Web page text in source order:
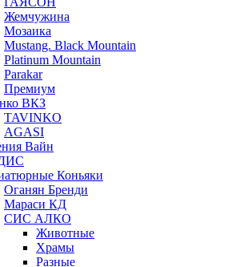
Жемчужина
Мозаика
Mustang. Black Mountain
Platinum Mountain
Parakar
Премиум
ВКЗ
TAVINKO
AGASI
Вайн
Коньяки
Оганян Бренди
Мараси КД
СИС АЛКО
Животные
Храмы
Разные